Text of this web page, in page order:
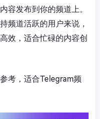
容发布到你的频道上。
频道活跃的用户来说，
效，适合忙碌的内容创
考，适合Telegram频